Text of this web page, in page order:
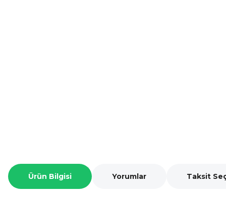
Ürün Bilgisi Yorumlar Taksit